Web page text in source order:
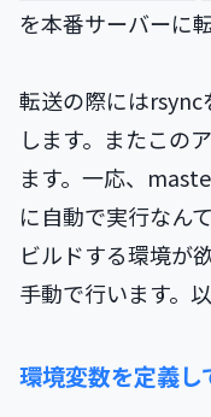
を本番サーバーに
転送の際にはrsync
します。またこの
ます。一応、
に自動で実行なん
ビルドする環境が
手動で行います。
環境変数を定義し